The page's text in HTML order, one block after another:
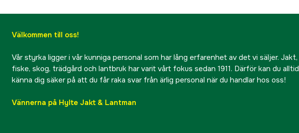
Välkommen till oss!
Vår styrka ligger i vår kunniga personal som har lång erfarenhet av det vi säljer. Jakt,
fiske, skog, trädgård och lantbruk har varit vårt fokus sedan 1911. Därför kan du alltid
känna dig säker på att du får raka svar från ärlig personal när du handlar hos oss!
Vännerna på Hylte Jakt & Lantman